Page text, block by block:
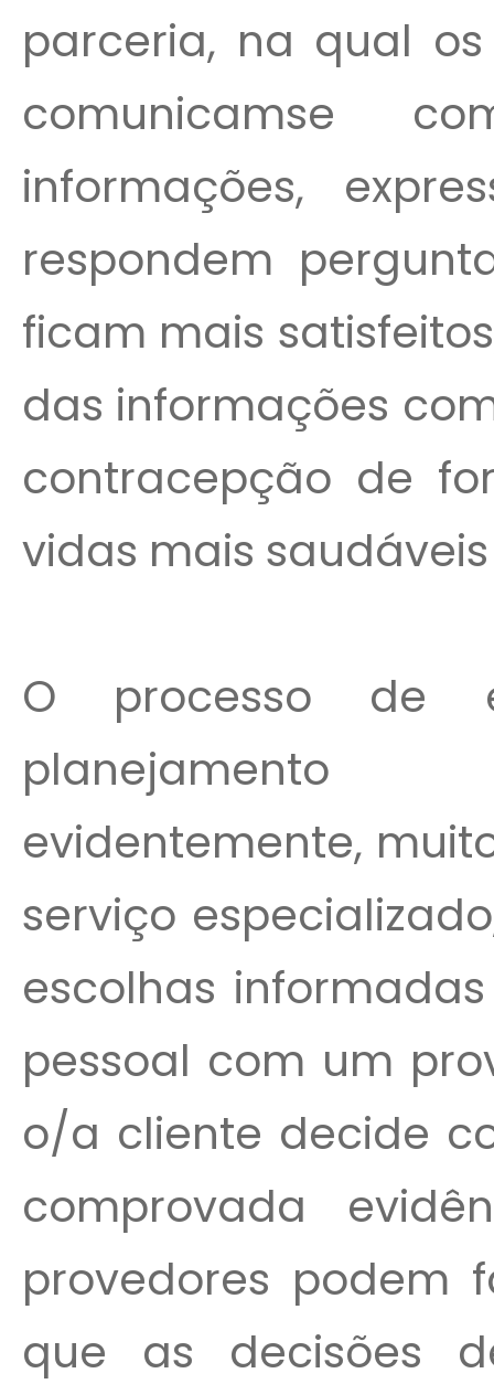
parceria, na qual
comunicamse
informações,
respondem
ficam mais
das informações
contracepção de
vidas mais saudáveis
O processo de
evidentemente,
serviço
escolhas
pessoal com um
o/a cliente decide
comprovada
provedores podem
que as decisões